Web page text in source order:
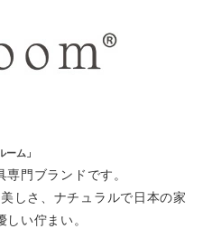
ーム」
門ブランドです。
しさ、ナチュラルで日本の家
い佇まい。